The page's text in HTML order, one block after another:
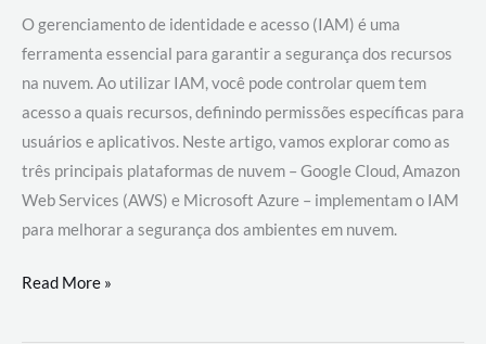
O gerenciamento de identidade e acesso (IAM) é uma
ferramenta essencial para garantir a segurança dos recursos
na nuvem. Ao utilizar IAM, você pode controlar quem tem
acesso a quais recursos, definindo permissões específicas para
usuários e aplicativos. Neste artigo, vamos explorar como as
três principais plataformas de nuvem – Google Cloud, Amazon
Web Services (AWS) e Microsoft Azure – implementam o IAM
para melhorar a segurança dos ambientes em nuvem.
Gerenciamento
Read More »